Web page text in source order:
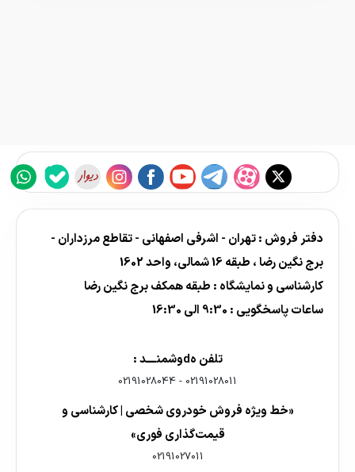
دفتر فروش : تهران - اشرفی اصفهانی - تقاطع مرزداران -
برج نگین رضا ، طبقه 16 شمالی، واحد 1602
کارشناسی و نمایشگاه : طبقه همکف برج نگین رضا
ساعات پاسخگویی : 9:30 الی 16:30
تلفن هdوشمنــــد :
02191028011
-
02191028044
«خط ویژه فروش خودروی شخصی | کارشناسی و
قیمت‌گذاری فوری»
02191027011